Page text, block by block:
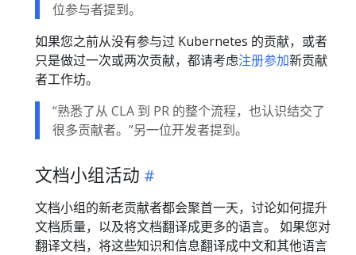
位参与者提到。
如果您之前从没有参与过 Kubernetes 的贡献，或者
只是做过一次或两次贡献，都请考虑注册参加新贡献
者工作坊。
“熟悉了从 CLA 到 PR 的整个流程，也认识结交了
很多贡献者。”另一位开发者提到。
文档小组活动
文档小组的新老贡献者都会聚首一天，讨论如何提升
文档质量，以及将文档翻译成更多的语言。 如果您对
翻译文档，将这些知识和信息翻译成中文和其他语言